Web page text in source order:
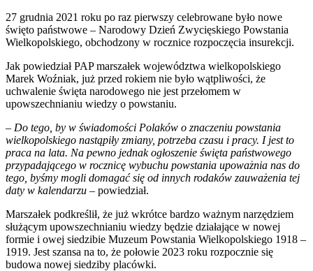
27 grudnia 2021 roku po raz pierwszy celebrowane było nowe
święto państwowe – Narodowy Dzień Zwycięskiego Powstania
Wielkopolskiego, obchodzony w rocznice rozpoczęcia insurekcji.
Jak powiedział PAP marszałek województwa wielkopolskiego
Marek Woźniak, już przed rokiem nie było wątpliwości, że
uchwalenie święta narodowego nie jest przełomem w
upowszechnianiu wiedzy o powstaniu.
– Do tego, by w świadomości Polaków o znaczeniu powstania
wielkopolskiego nastąpiły zmiany, potrzeba czasu i pracy. I jest to
praca na lata. Na pewno jednak ogłoszenie święta państwowego
przypadającego w rocznicę wybuchu powstania upoważnia nas do
tego, byśmy mogli domagać się od innych rodaków zauważenia tej
daty w kalendarzu – powiedział.
Marszałek podkreślił, że już wkrótce bardzo ważnym narzędziem
służącym upowszechnianiu wiedzy będzie działające w nowej
formie i owej siedzibie Muzeum Powstania Wielkopolskiego 1918 –
1919. Jest szansa na to, że połowie 2023 roku rozpocznie się
budowa nowej siedziby placówki.